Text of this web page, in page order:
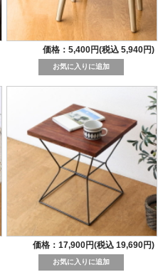
価格：5,400円(税込 5,940円)
価格：17,900円(税込 19,690円)